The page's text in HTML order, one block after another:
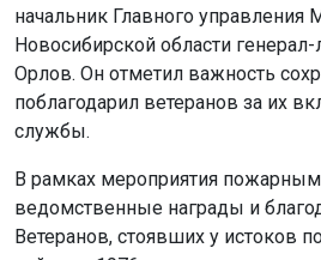
начальник Главного управления
Новосибирской области генерал-
Орлов. Он отметил важность
поблагодарил ветеранов за их
службы.
В рамках мероприятия
ведомственные награды и
Ветеранов, стоявших у истоков